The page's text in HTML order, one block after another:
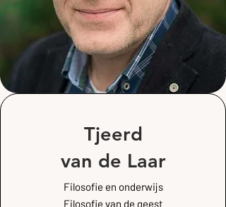
Tjeerd
van de Laar
Filosofie en onderwijs
Filosofie van de geest